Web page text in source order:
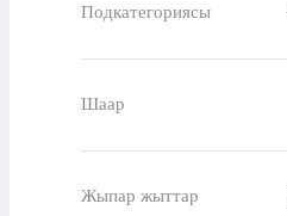
Подкатегориясы
Шаар
Жыпар жыттар